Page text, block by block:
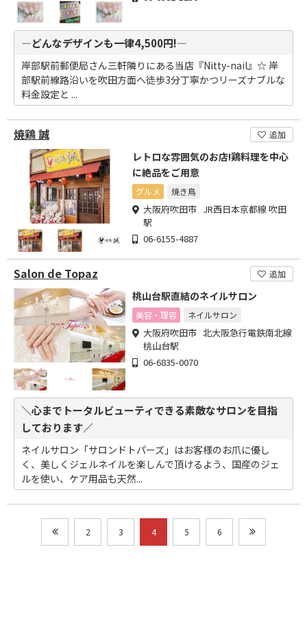
―どんなデザインも一律4,500円!―
岸部駅前郵便局さん三軒隣りにある当店『Nitty-nail』☆ 岸
部駅前線路沿いを吹田方面へ徒歩3分丁寧かつリーズナブルな
料金設定と ...
焼鶏 誠 追加
レトロな雰囲気のお店!鶏料理を中心
に絶品をご用意
グルメ 焼き鳥
大阪府吹田市 JR西日本京都線 吹田
駅
06-6155-4887
Salon de Topaz 追加
桃山台駅直結のネイルサロン
美容・理容 ネイルサロン
大阪府吹田市 北大阪急行電鉄南北線
桃山台駅
06-6835-0070
＼心までトータルビューティできる素敵なサロンを目指
しております／
ネイルサロン「サロンドトパーズ」はお客様のお爪に優し
く、美しくジェルネイルを楽しんで頂けるよう、国産のジェ
ルを使い、ケア用品も天然...
2 3 4 5 6